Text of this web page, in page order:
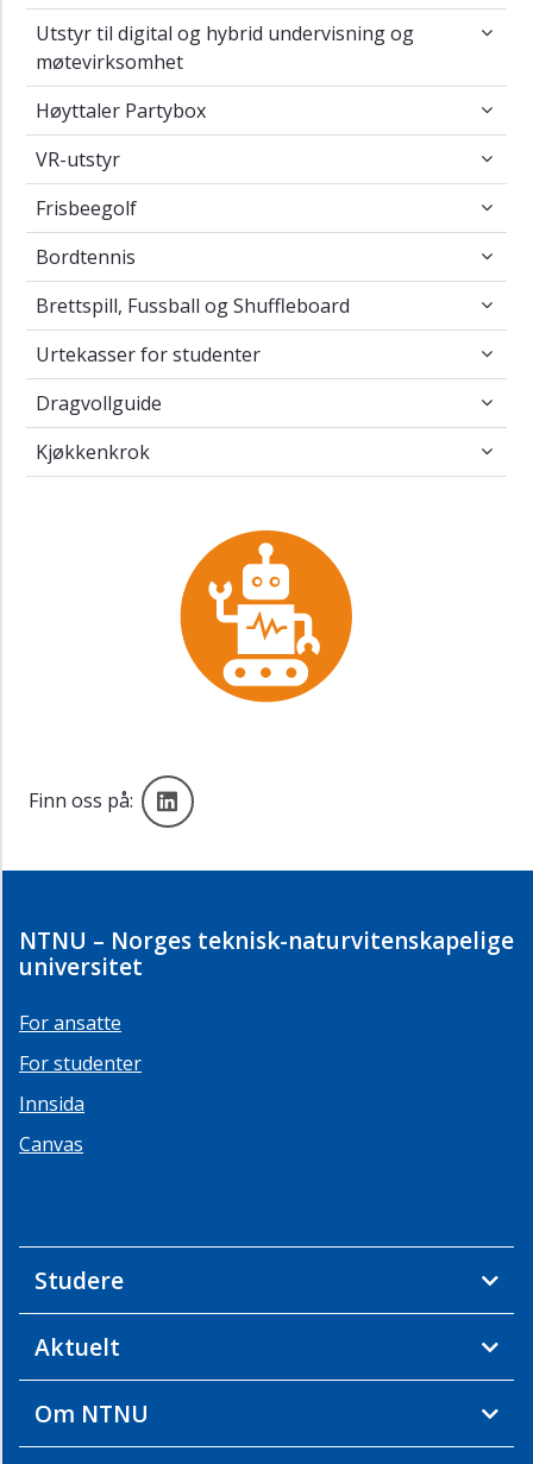
Utstyr til digital og hybrid undervisning og
Utstyr til digital og hybrid undervisning og
møtevirksomhet
Høyttaler Partybox
Høyttaler Partybox
VR-utstyr
VR-utstyr
Frisbeegolf
Frisbeegolf
Bordtennis
Bordtennis
Brettspill, Fussball og Shuffleboard
Brettspill, Fussball og Shuffleboard
Urtekasser for studenter
Urtekasser for studenter
Dragvollguide
Dragvollguide
Kjøkkenkrok
Kjøkkenkrok
Finn oss på: LinkedIn
NTNU – Norges teknisk-naturvitenskapelige
universitet
For ansatte
For studenter
Innsida
Canvas
Studere
Aktuelt
Om NTNU